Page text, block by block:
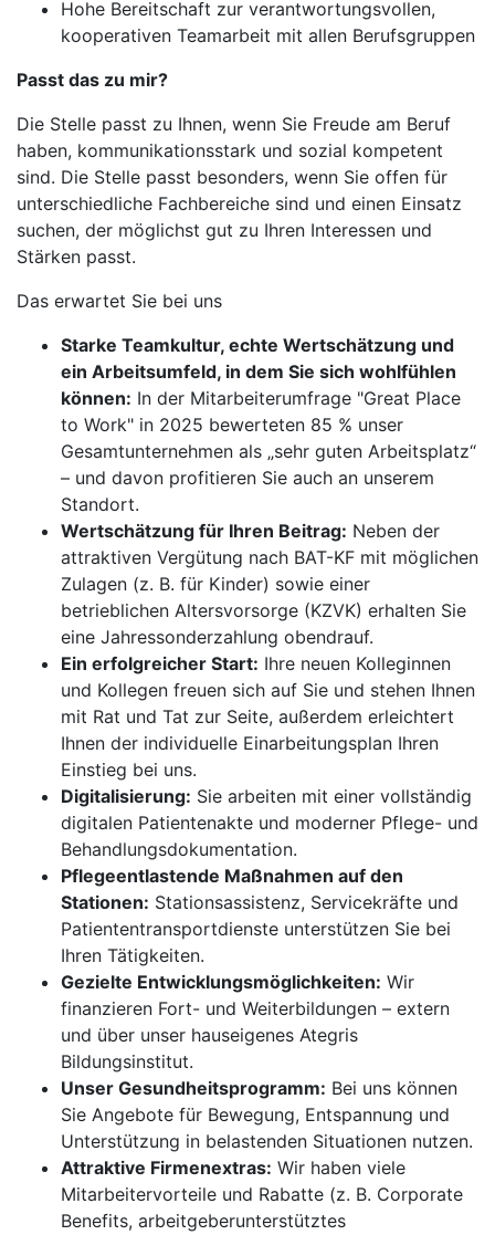
Hohe Bereitschaft zur verantwortungsvollen,
kooperativen Teamarbeit mit allen Berufsgruppen
Passt das zu mir?
Die Stelle passt zu Ihnen, wenn Sie Freude am Beruf
haben, kommunikationsstark und sozial kompetent
sind. Die Stelle passt besonders, wenn Sie offen für
unterschiedliche Fachbereiche sind und einen Einsatz
suchen, der möglichst gut zu Ihren Interessen und
Stärken passt.
Das erwartet Sie bei uns
Starke Teamkultur, echte Wertschätzung und
ein Arbeitsumfeld, in dem Sie sich wohlfühlen
können: In der Mitarbeiterumfrage "Great Place
to Work" in 2025 bewerteten 85 % unser
Gesamtunternehmen als „sehr guten Arbeitsplatz“
– und davon profitieren Sie auch an unserem
Standort.
Wertschätzung für Ihren Beitrag: Neben der
attraktiven Vergütung nach BAT-KF mit möglichen
Zulagen (z. B. für Kinder) sowie einer
betrieblichen Altersvorsorge (KZVK) erhalten Sie
eine Jahressonderzahlung obendrauf.
Ein erfolgreicher Start: Ihre neuen Kolleginnen
und Kollegen freuen sich auf Sie und stehen Ihnen
mit Rat und Tat zur Seite, außerdem erleichtert
Ihnen der individuelle Einarbeitungsplan Ihren
Einstieg bei uns.
Digitalisierung: Sie arbeiten mit einer vollständig
digitalen Patientenakte und moderner Pflege- und
Behandlungsdokumentation.
Pflegeentlastende Maßnahmen auf den
Stationen: Stationsassistenz, Servicekräfte und
Patiententransportdienste unterstützen Sie bei
Ihren Tätigkeiten.
Gezielte Entwicklungsmöglichkeiten: Wir
finanzieren Fort- und Weiterbildungen – extern
und über unser hauseigenes Ategris
Bildungsinstitut.
Unser Gesundheitsprogramm: Bei uns können
Sie Angebote für Bewegung, Entspannung und
Unterstützung in belastenden Situationen nutzen.
Attraktive Firmenextras: Wir haben viele
Mitarbeitervorteile und Rabatte (z. B. Corporate
Benefits, arbeitgeberunterstütztes